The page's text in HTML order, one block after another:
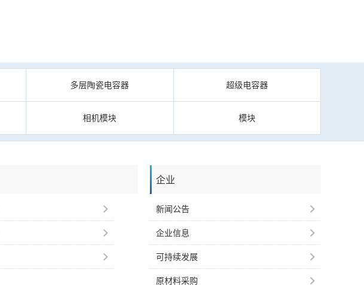
多层陶瓷电容器 超级电容器
相机模块 模块
企业
新闻公告
企业信息
可持续发展
原材料采购